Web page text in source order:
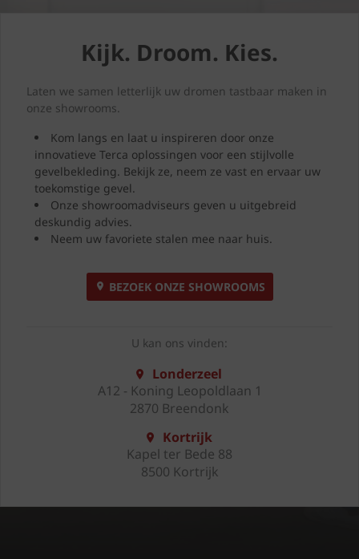
Kijk. Droom. Kies.
Laten we samen letterlijk uw dromen tastbaar maken in
onze showrooms.
Kom langs en laat u inspireren door onze
innovatieve Terca oplossingen voor een stijlvolle
gevelbekleding. Bekijk ze, neem ze vast en ervaar uw
toekomstige gevel.
Onze showroomadviseurs geven u uitgebreid
deskundig advies.
Neem uw favoriete stalen mee naar huis.
BEZOEK ONZE SHOWROOMS
U kan ons vinden:
Londerzeel
A12 - Koning Leopoldlaan 1
2870 Breendonk
Kortrijk
Kapel ter Bede 88
8500 Kortrijk